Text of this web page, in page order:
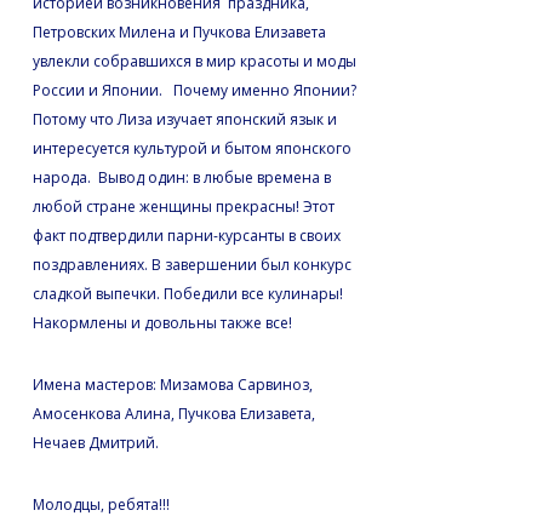
Петровских Милена и Пучкова Елизавета
увлекли собравшихся в мир красоты и моды
России и Японии. Почему именно Японии?
Потому что Лиза изучает японский язык и
интересуется культурой и бытом японского
народа. Вывод один: в любые времена в
любой стране женщины прекрасны! Этот
факт подтвердили парни-курсанты в своих
поздравлениях. В завершении был конкурс
сладкой выпечки. Победили все кулинары!
Накормлены и довольны также все!
Имена мастеров: Мизамова Сарвиноз,
Амосенкова Алина, Пучкова Елизавета,
Нечаев Дмитрий.
Молодцы, ребята!!!